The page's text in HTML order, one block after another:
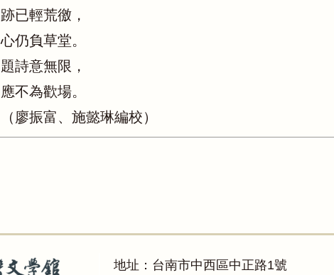
跡已輕荒徼，
心仍負草堂。
題詩意無限，
應不為歡場。
（廖振富、施懿琳編校）
地址：台南市中西區中正路1號